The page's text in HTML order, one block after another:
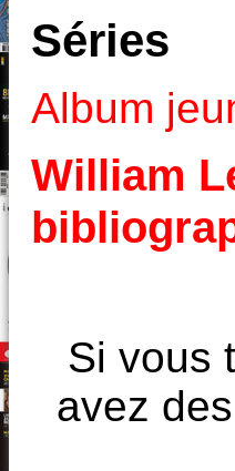
Séries
Album
William
Si vous
avez